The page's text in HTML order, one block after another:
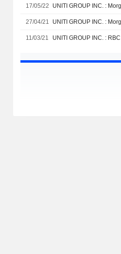
17/05/22 UNITI GROUP INC. :
27/04/21 UNITI GROUP INC. :
11/03/21 UNITI GROUP INC. :